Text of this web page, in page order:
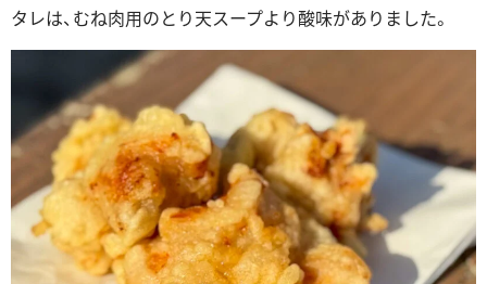
タレは、むね肉用のとり天スープより酸味がありました。